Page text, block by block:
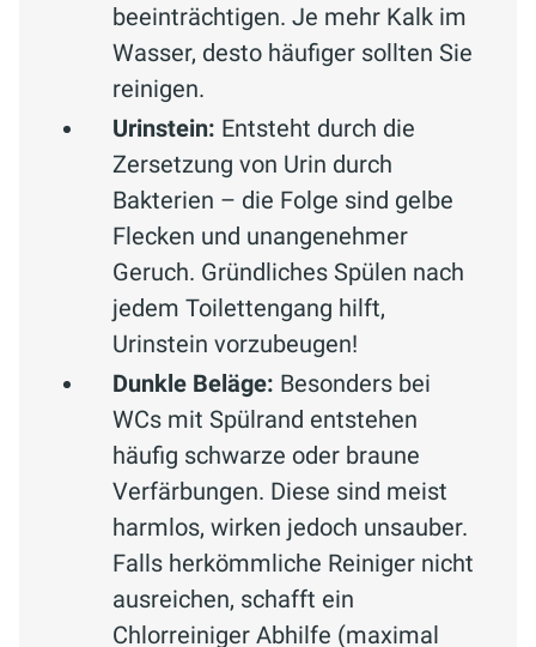
beeinträchtigen. Je mehr Kalk im
Wasser, desto häufiger sollten Sie
reinigen.
Urinstein: Entsteht durch die
Zersetzung von Urin durch
Bakterien – die Folge sind gelbe
Flecken und unangenehmer
Geruch. Gründliches Spülen nach
jedem Toilettengang hilft,
Urinstein vorzubeugen!
Dunkle Beläge: Besonders bei
WCs mit Spülrand entstehen
häufig schwarze oder braune
Verfärbungen. Diese sind meist
harmlos, wirken jedoch unsauber.
Falls herkömmliche Reiniger nicht
ausreichen, schafft ein
Chlorreiniger Abhilfe (maximal